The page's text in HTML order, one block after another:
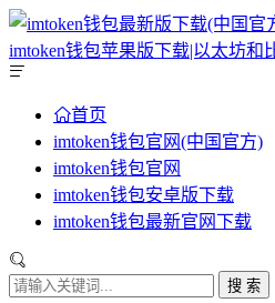
首页
imtoken钱包官网(中国官方)
imtoken钱包官网
imtoken钱包安卓版下载
imtoken钱包最新官网下载
搜 索